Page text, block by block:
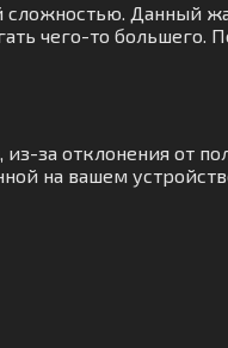
сложностью. Данный
чего-то
за отклонения от
на вашем